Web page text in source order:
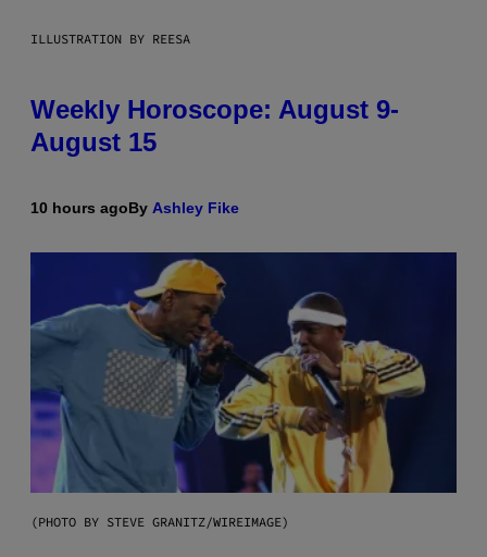
ILLUSTRATION BY REESA
Weekly Horoscope: August 9-
August 15
10 hours agoBy Ashley Fike
(PHOTO BY STEVE GRANITZ/WIREIMAGE)